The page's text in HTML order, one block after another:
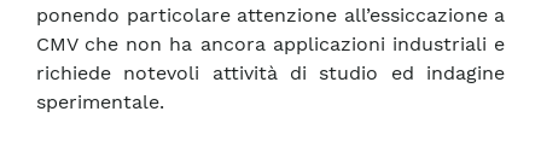
ponendo particolare attenzione all’essiccazione a
CMV che non ha ancora applicazioni industriali e
richiede notevoli attività di studio ed indagine
sperimentale.